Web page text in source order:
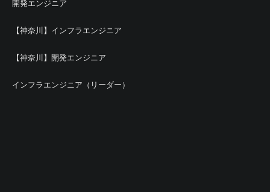
開発エンジニア
【神奈川】インフラエンジニア
【神奈川】開発エンジニア
インフラエンジニア（リーダー）